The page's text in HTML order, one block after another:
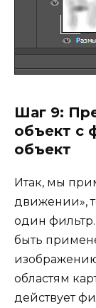
Шаг 9:
объект с
объект
Итак, мы
движении»,
один
быть
областям
действует